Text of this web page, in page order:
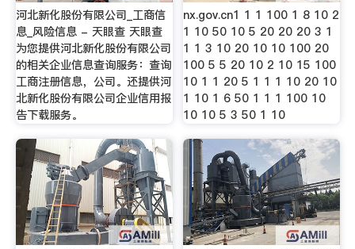
河北新化股份有限公司_工商信
息_风险信息 - 天眼查 天眼查
为您提供河北新化股份有限公司
的相关企业信息查询服务：查询
工商注册信息，公司。还提供河
北新化股份有限公司企业信用报
告下载服务。
nx.gov.cn1 1 1 100 1 8 10 2
1 10 50 10 5 20 20 20 3 1
1 1 3 10 20 10 10 100 20
100 5 5 20 10 2 10 15 100
10 1 1 20 5 1 1 1 10 20 10
1 10 1 6 50 1 1 1 100 10
10 10 5 3 50 1 10